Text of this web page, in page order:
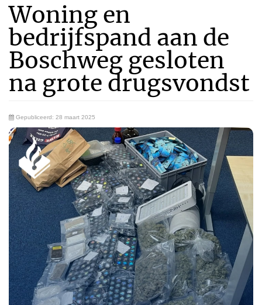
Woning en
bedrijfspand aan de
Boschweg gesloten
na grote drugsvondst
Gepubliceerd: 28 maart 2025